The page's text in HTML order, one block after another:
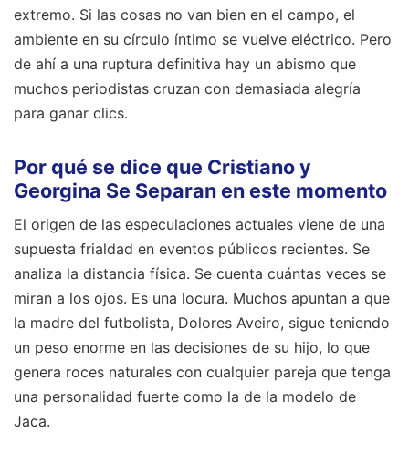
extremo. Si las cosas no van bien en el campo, el
ambiente en su círculo íntimo se vuelve eléctrico. Pero
de ahí a una ruptura definitiva hay un abismo que
muchos periodistas cruzan con demasiada alegría
para ganar clics.
Por qué se dice que Cristiano y
Georgina Se Separan en este momento
El origen de las especulaciones actuales viene de una
supuesta frialdad en eventos públicos recientes. Se
analiza la distancia física. Se cuenta cuántas veces se
miran a los ojos. Es una locura. Muchos apuntan a que
la madre del futbolista, Dolores Aveiro, sigue teniendo
un peso enorme en las decisiones de su hijo, lo que
genera roces naturales con cualquier pareja que tenga
una personalidad fuerte como la de la modelo de
Jaca.